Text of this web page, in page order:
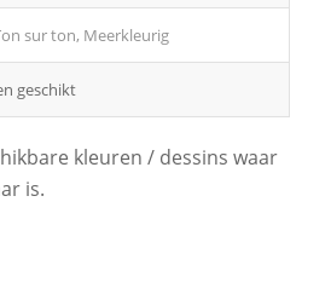
sur ton, Meerkleurig
geschikt
kleuren / dessins waar
is.